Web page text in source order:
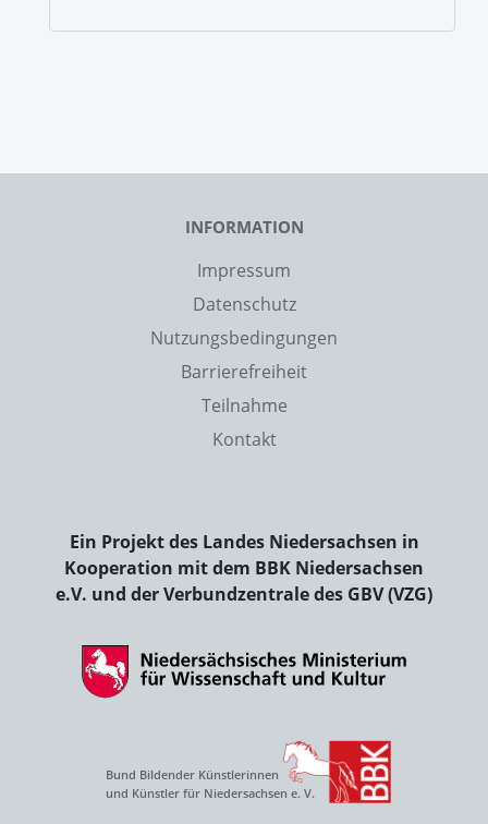
INFORMATION
Impressum
Datenschutz
Nutzungsbedingungen
Barrierefreiheit
Teilnahme
Kontakt
Ein Projekt des Landes Niedersachsen in
Kooperation mit dem BBK Niedersachsen
e.V. und der Verbundzentrale des GBV (VZG)
Bund Bildender Künstlerinnen
und Künstler für Niedersachsen e. V.